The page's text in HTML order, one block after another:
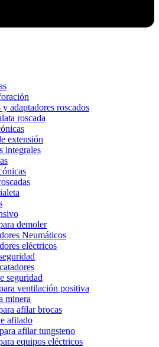
adaptadores roscados
roscada
extensión
integrales
demoler
Neumáticos
eléctricos
seguridad
ventilación positiva
minera
afilar brocas
afilado
afilar tungsteno
equipos eléctricos